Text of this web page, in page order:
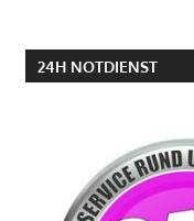
24H NOTDIENST